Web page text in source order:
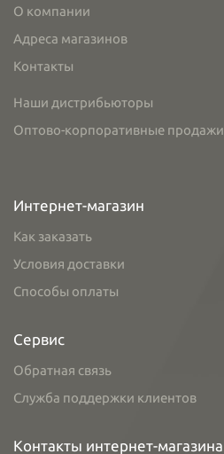
О компании
Адреса магазинов
Контакты
Наши дистрибьюторы
Оптово-корпоративные продажи
Интернет-магазин
Как заказать
Условия доставки
Способы оплаты
Сервис
Обратная связь
Служба поддержки клиентов
Контакты интернет-магазина